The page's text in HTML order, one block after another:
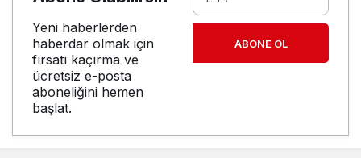
Yeni haberlerden
haberdar olmak için
fırsatı kaçırma ve
ücretsiz e-posta
aboneliğini hemen
başlat.
ABONE OL